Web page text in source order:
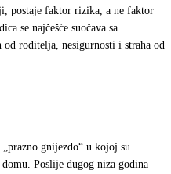
postaje faktor rizika, a ne faktor
se najčešće suočava sa
roditelja, nesigurnosti i straha od
gnijezdo“ u kojoj su
Poslije dugog niza godina